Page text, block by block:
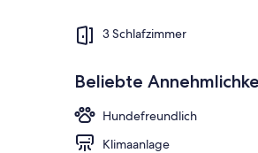
3 Schlafzimmer
Beliebte
Hundefreundlich
Klimaanlage